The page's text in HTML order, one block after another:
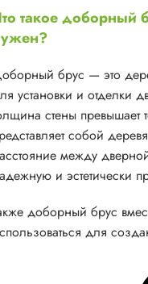
такое доборный
брус — это
установки и отделки
стены
собой
между
и эстетически
доборный брус
для